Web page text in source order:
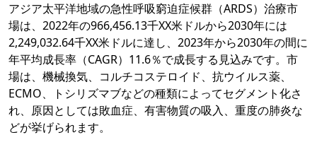
アジア太平洋地域の急性呼吸窮迫症候群（ARDS）治療市
場は、2022年の966,456.13千XX米ドルから2030年には
2,249,032.64千XX米ドルに達し、2023年から2030年の間に
年平均成長率（CAGR）11.6％で成長する見込みです。市
場は、機械換気、コルチコステロイド、抗ウイルス薬、
ECMO、トシリズマブなどの種類によってセグメント化さ
れ、原因としては敗血症、有害物質の吸入、重度の肺炎な
どが挙げられます。